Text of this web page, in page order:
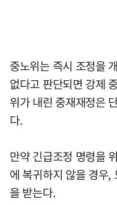
중노위는 즉시 조정을
없다고 판단되면 강제
위가 내린 중재재정은
다.
만약 긴급조정 명령을
에 복귀하지 않을 경우,
을 받는다.